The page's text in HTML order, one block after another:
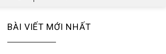
BÀI VIẾT MỚI NHẤT